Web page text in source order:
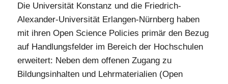
Die Universität Konstanz und die Friedrich-
Alexander-Universität Erlangen-Nürnberg haben
mit ihren Open Science Policies primär den Bezug
auf Handlungsfelder im Bereich der Hochschulen
erweitert: Neben dem offenen Zugang zu
Bildungsinhalten und Lehrmaterialien (Open